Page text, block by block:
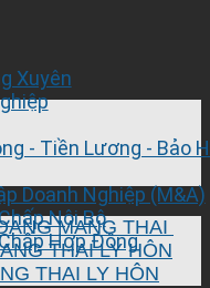
Xuyên
- Tiền Lương - Bảo
Doanh Nghiệp (M&A)
Nội Bộ
Hợp Đồng
MANG THAI
THAI LY HÔN
THAI LY HÔN